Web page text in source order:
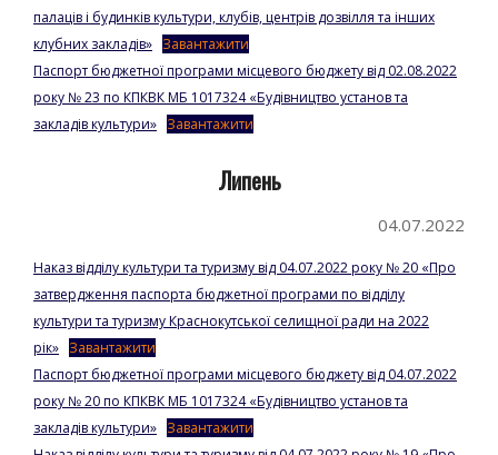
палаців і будинків культури, клубів, центрів дозвілля та інших
клубних закладів» Завантажити
Паспорт бюджетної програми місцевого бюджету від 02.08.2022
року № 23 по КПКВК МБ 1017324 «Будівництво установ та
закладів культури» Завантажити
Липень
04.07.2022
Наказ відділу культури та туризму від 04.07.2022 року № 20 «Про
затвердження паспорта бюджетної програми по відділу
культури та туризму Краснокутської селищної ради на 2022
рік» Завантажити
Паспорт бюджетної програми місцевого бюджету від 04.07.2022
року № 20 по КПКВК МБ 1017324 «Будівництво установ та
закладів культури» Завантажити